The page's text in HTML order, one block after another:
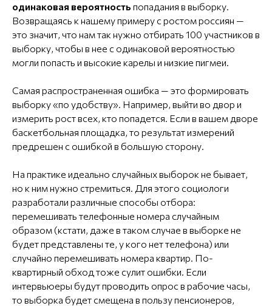
одинаковая вероятность попадания в выборку.
Возвращаясь к нашему примеру с ростом россиян —
это значит, что нам так нужно отбирать 100 участников в
выборку, чтобы в нее с одинаковой вероятностью
могли попасть и высокие карелы и низкие пигмеи.
Самая распространенная ошибка — это формировать
выборку «по удобству». Например, выйти во двор и
измерить рост всех, кто попадется. Если в вашем дворе
баскетбольная площадка, то результат измерений
предрешен c ошибкой в большую сторону.
На практике идеально случайных выборок не бывает,
но к ним нужно стремиться. Для этого социологи
разработали различные способы отбора:
перемешивать телефонные номера случайным
образом (кстати, даже в таком случае в выборке не
будет представлены те, у кого нет телефона) или
случайно перемешивать номера квартир. По-
квартирный обход тоже сулит ошибки. Если
интервьюеры будут проводить опрос в рабочие часы,
то выборка будет смещена в пользу пенсионеров,